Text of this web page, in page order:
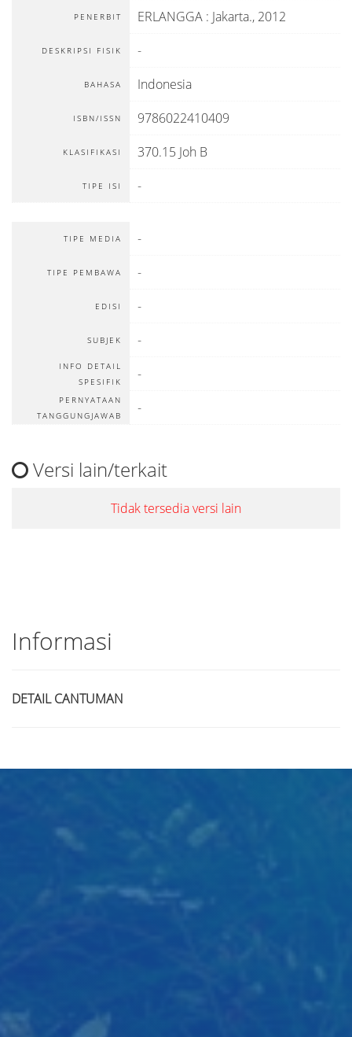
PENERBIT ERLANGGA : Jakarta., 2012
DESKRIPSI FISIK -
BAHASA Indonesia
ISBN/ISSN 9786022410409
KLASIFIKASI 370.15 Joh B
TIPE ISI -
TIPE MEDIA -
TIPE PEMBAWA -
EDISI -
SUBJEK -
INFO DETAIL
SPESIFIK
-
PERNYATAAN
TANGGUNGJAWAB
-
Versi lain/terkait
Tidak tersedia versi lain
Informasi
DETAIL CANTUMAN